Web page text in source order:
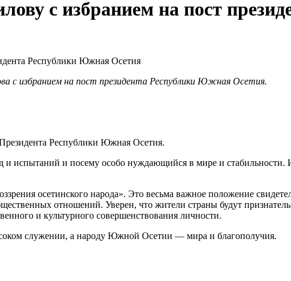
с избранием на пост
с избранием на пост президента Республики Южная Осетия.
Республики Южная Осетия.
и испытаний и посему особо нуждающийся в мире и
осетинского народа». Это весьма важное положение
отношений. Уверен, что жители страны будут
и культурного совершенствования личности.
служении, а народу Южной Осетии — мира и благополучия.